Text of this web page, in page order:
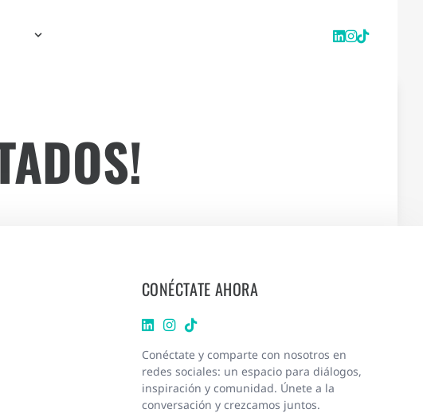
CONÉCTATE AHORA
Conéctate y comparte con nosotros en
redes sociales: un espacio para diálogos,
inspiración y comunidad. Únete a la
conversación y crezcamos juntos.